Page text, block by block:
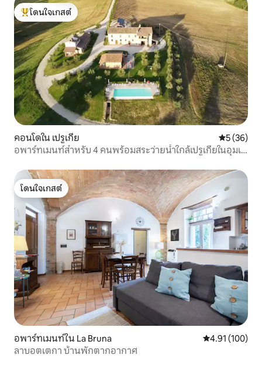
โดนใจเกสต์ที่สุด
โดนใจเกสต์
คอนโดใน เปรูเกีย คะแนนเฉลี่
5 (36)
อพาร์ทเมนท์สำหรับ 4 คนพร้อมสระว่ายน้ำใกล้เปรูเกียในอุมเบ
โดนใจเกสต์
โดนใจเกสต์
อพาร์ทเมนท์ใน La Bruna คะแนนเฉลี่ย
4.91 (100)
ลาบอตเตกา บ้านพักตากอากาศ